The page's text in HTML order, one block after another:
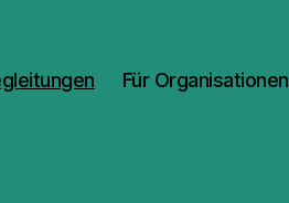
Für Organisationen